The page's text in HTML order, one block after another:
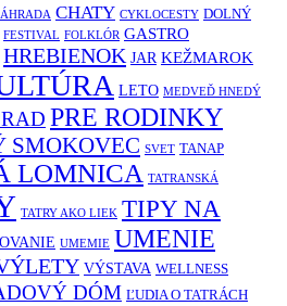
CHATY CYKLOCESTY DOLNÝ
FESTIVAL FOLKLÓR GASTRO
HREBIENOK JAR KEŽMAROK
LETO MEDVEĎ HNEDÝ
PRE RODINKY
SMOKOVEC SVET TANAP
LOMNICA TATRANSKÁ
TATRY AKO LIEK TIPY NA
UMEMIE UMENIE
VÝSTAVA WELLNESS
DÓM ĽUDIA O TATRÁCH